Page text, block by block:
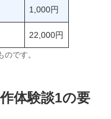
1,000円
22,000円
です。
体験談1の要